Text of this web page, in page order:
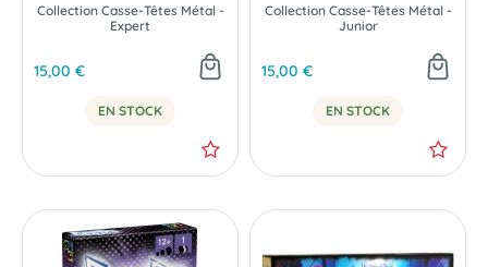
Collection Casse-Têtes Métal -
Expert
15,00 €
EN STOCK
Collection Casse-Têtes Métal -
Junior
15,00 €
EN STOCK